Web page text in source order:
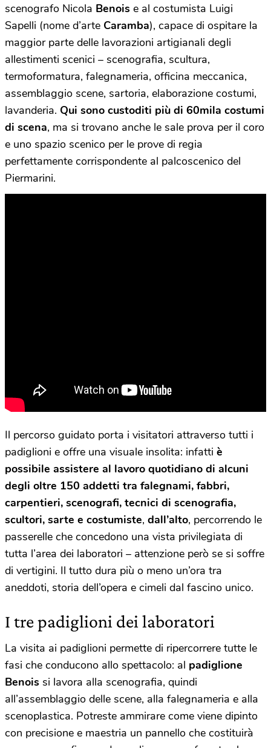
scenografo Nicola Benois e al costumista Luigi
Sapelli (nome d’arte Caramba), capace di ospitare la
maggior parte delle lavorazioni artigianali degli
allestimenti scenici – scenografia, scultura,
termoformatura, falegnameria, officina meccanica,
assemblaggio scene, sartoria, elaborazione costumi,
lavanderia. Qui sono custoditi più di 60mila costumi
di scena, ma si trovano anche le sale prova per il coro
e uno spazio scenico per le prove di regia
perfettamente corrispondente al palcoscenico del
Piermarini.
Il percorso guidato porta i visitatori attraverso tutti i
padiglioni e offre una visuale insolita: infatti è
possibile assistere al lavoro quotidiano di alcuni
degli oltre 150 addetti tra falegnami, fabbri,
carpentieri, scenografi, tecnici di scenografia,
scultori, sarte e costumiste, dall’alto, percorrendo le
passerelle che concedono una vista privilegiata di
tutta l’area dei laboratori – attenzione però se si soffre
di vertigini. Il tutto dura più o meno un’ora tra
aneddoti, storia dell’opera e cimeli dal fascino unico.
I tre padiglioni dei laboratori
La visita ai padiglioni permette di ripercorrere tutte le
fasi che conducono allo spettacolo: al padiglione
Benois si lavora alla scenografia, quindi
all’assemblaggio delle scene, alla falegnameria e alla
scenoplastica. Potreste ammirare come viene dipinto
con precisione e maestria un pannello che costituirà